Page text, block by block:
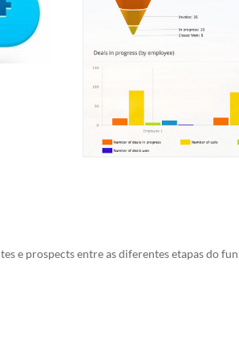
e prospects entre as diferentes etapas do